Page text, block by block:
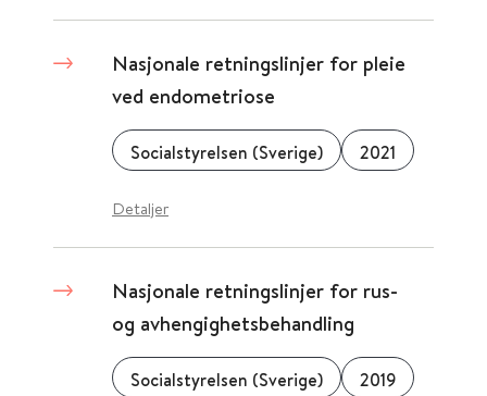
Nasjonale retningslinjer for pleie
ved endometriose
Socialstyrelsen (Sverige) 2021
Detaljer
Nasjonale retningslinjer for rus-
og avhengighetsbehandling
Socialstyrelsen (Sverige) 2019